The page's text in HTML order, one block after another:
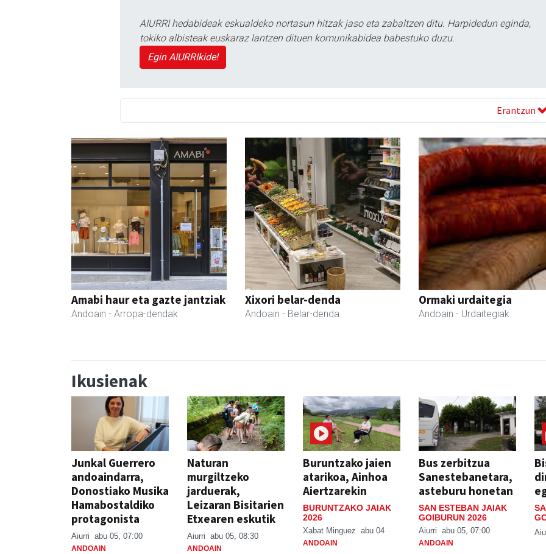
AIURRI hedabideak eskualdeko nortasun hitzak jaso eta zabaltzen ditu. Harpidedun eginda,
tokiko albisteak euskaraz lantzen dituen komunikabidea babestuko duzu.
Egin AIURRIkide!
Erantzun
Amabi haur eta gazte jantziak
Andoain - Arropa-dendak
Xixori belar-denda
Andoain - Belar-denda
Ormaki urdaitegia
Andoain - Urdaitegiak
Ikusienak
Junkal Guerrero
andoaindarra,
Donostiako Musika
Hamabostaldiko
protagonista
Aiurri abu 05, 07:00
ANDOAIN
Naturan
murgiltzeko
jarduerak,
Leizaran Bisitarien
Etxearen eskutik
Aiurri abu 05, 08:30
ANDOAIN
Buruntzako jaien
atarikoa, Ainhoa
Aiertzarekin
BURUNTZAKO JAIAK
2026
Xabat Minguez abu 04
ANDOAIN
Bus zerbitzua
Sanestebanetara,
asteburu honetan
SAN ESTEBAN JAIAK
GOIBURUN 2026
Aiurri abu 05, 07:00
ANDOAIN